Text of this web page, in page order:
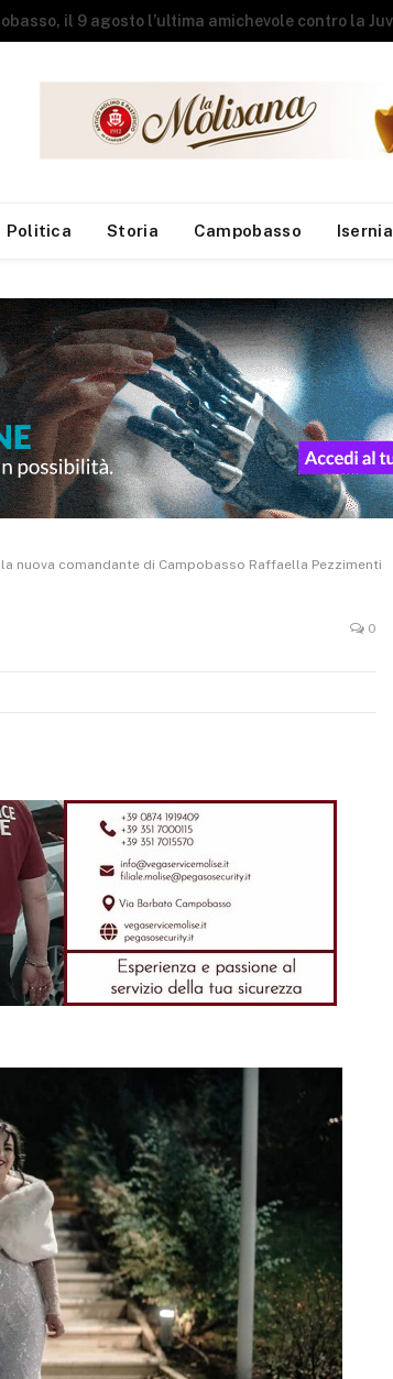
Politica Storia Campobasso Isernia
nuova comandante di Campobasso Raffaella Pezzimenti
0